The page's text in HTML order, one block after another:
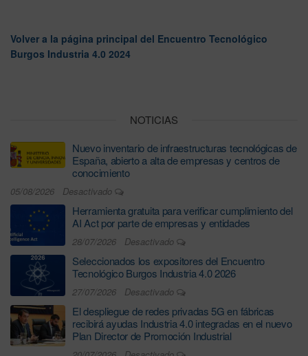
Volver a la página principal del Encuentro Tecnológico
Burgos Industria 4.0 2024
NOTICIAS
Nuevo inventario de infraestructuras tecnológicas de
España, abierto a alta de empresas y centros de
conocimiento
05/08/2026 Desactivado
Herramienta gratuita para verificar cumplimiento del
AI Act por parte de empresas y entidades
28/07/2026 Desactivado
Seleccionados los expositores del Encuentro
Tecnológico Burgos Industria 4.0 2026
27/07/2026 Desactivado
El despliegue de redes privadas 5G en fábricas
recibirá ayudas Industria 4.0 integradas en el nuevo
Plan Director de Promoción Industrial